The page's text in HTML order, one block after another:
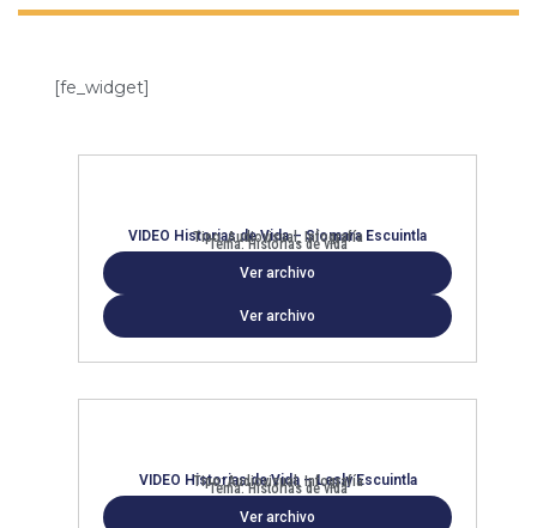
[fe_widget]
VIDEO Historias de Vida – Siomara Escuintla
Tema: Historias de vida
Tipo: Audiovisual, Infografía
Ver archivo
Ver archivo
VIDEO Historias de Vida – Lesly Escuintla
Tema: Historias de vida
Tipo: Audiovisual, Infografía
Ver archivo